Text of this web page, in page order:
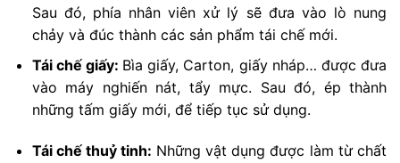
Sau đó, phía nhân viên xử lý sẽ đưa vào lò nung
chảy và đúc thành các sản phẩm tái chế mới.
Tái chế giấy: Bìa giấy, Carton, giấy nháp… được đưa
vào máy nghiến nát, tẩy mực. Sau đó, ép thành
những tấm giấy mới, để tiếp tục sử dụng.
Tái chế thuỷ tinh: Những vật dụng được làm từ chất